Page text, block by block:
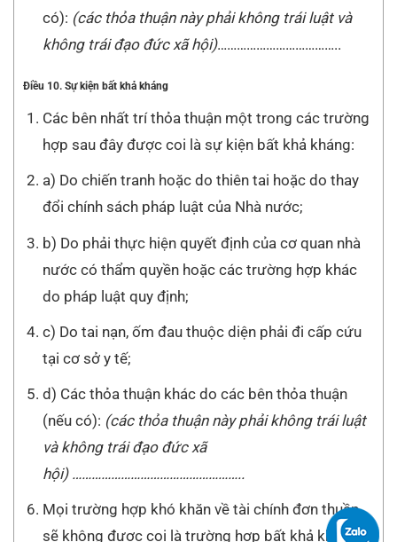
có): (các thỏa thuận này phải không trái luật và
không trái đạo đức xã hội)………………………………..
Điều 10. Sự kiện bất khả kháng
Các bên nhất trí thỏa thuận một trong các trường
hợp sau đây được coi là sự kiện bất khả kháng:
a) Do chiến tranh hoặc do thiên tai hoặc do thay
đổi chính sách pháp luật của Nhà nước;
b) Do phải thực hiện quyết định của cơ quan nhà
nước có thẩm quyền hoặc các trường hợp khác
do pháp luật quy định;
c) Do tai nạn, ốm đau thuộc diện phải đi cấp cứu
tại cơ sở y tế;
d) Các thỏa thuận khác do các bên thỏa thuận
(nếu có): (các thỏa thuận này phải không trái luật
và không trái đạo đức xã
hội) ……………………………………………..
Mọi trường hợp khó khăn về tài chính đơn thuần
sẽ không được coi là trường hợp bất khả kháng.